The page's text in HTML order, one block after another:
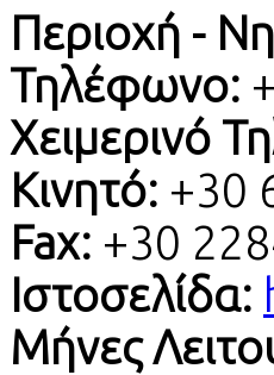
Περιοχή -
Τηλέφωνο:
Χειμερινό
Κινητό: +30
Fax: +30
Ιστοσελίδα:
Μήνες